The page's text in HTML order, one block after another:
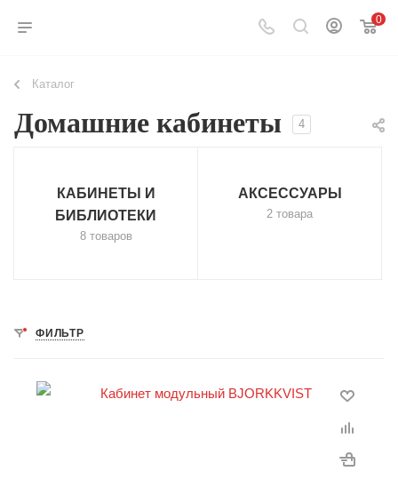
0
Каталог
Домашние кабинеты 4
КАБИНЕТЫ И
БИБЛИОТЕКИ
8 товаров
АКСЕССУАРЫ
2 товара
ФИЛЬТР